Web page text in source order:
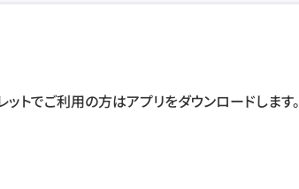
ットでご利用の方はアプリをダウンロードします。